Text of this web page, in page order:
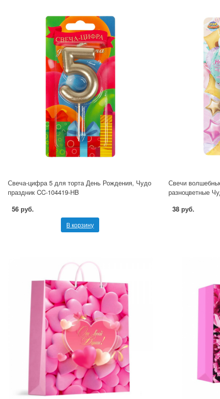
Свеча-цифра 5 для торта День Рождения, Чудо
праздник CC-104419-HB
56 руб.
В корзину
Свечи
разноцветные
38 руб.